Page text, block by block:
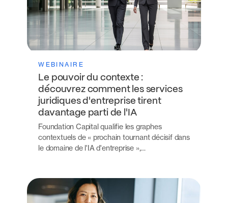
WEBINAIRE
Le pouvoir du contexte :
découvrez comment les services
juridiques d'entreprise tirent
davantage parti de l'IA
Foundation Capital qualifie les graphes
contextuels de « prochain tournant décisif dans
le domaine de l'IA d'entreprise »,…